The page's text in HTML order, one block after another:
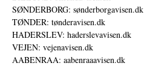
SØNDERBORG: sønderborgavisen.dk
TØNDER: tønderavisen.dk
HADERSLEV: haderslevavisen.dk
VEJEN: vejenavisen.dk
AABENRAA: aabenraaavisen.dk